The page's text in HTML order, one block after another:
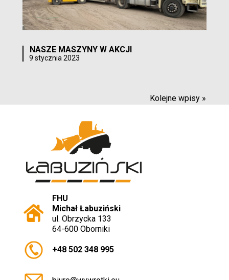
NASZE MASZYNY W AKCJI
9 stycznia 2023
Kolejne wpisy »
FHU
Michał Łabuziński
ul. Obrzycka 133
64-600 Oborniki
+48 502 348 995